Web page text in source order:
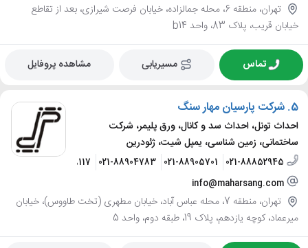
تهران، منطقه 6، محله جمالزاده، خیابان فرصت شیرازی، بعد از تقاطع
خیابان قریب، پلاک 83، واحد b14
تماس مسیریابی مشاهده پروفایل
5. شرکت پارسیان مهار سنگ
احداث تونل، احداث سد و کانال، ورق پلیمر، شرکت
ساختمانی، زمین شناسی، یمپل شیت، ژئودرین
021-88852945
021-88905701
021-88904783
09198108117
info@maharsang.com
تهران، منطقه 7، محله عباس آباد، خیابان مطهری (تخت طاووس)، خیابان
میرعماد، کوچه یازدهم، پلاک 19، طبقه دوم، واحد 5